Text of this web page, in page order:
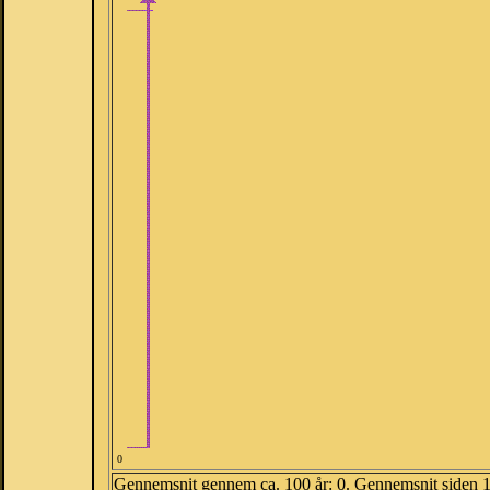
0
Gennemsnit gennem ca. 100 år: 0. Gennemsnit siden